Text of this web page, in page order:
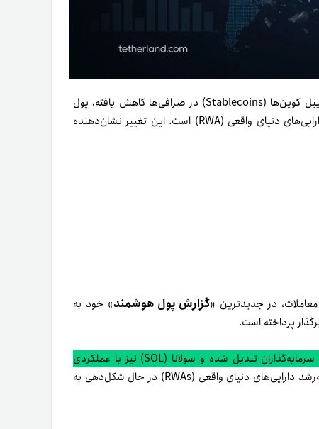
طبق گزارش جدید صرافی بای‌بیت (Bybit)، در حالی که ذخایر استیبل کوین‌ها (Stablecoins) در صرافی‌ها کاهش یافته، پول
(SOL) و دارایی‌های دنیای واقعی (RWA) است. این تغییر نشان‌دهنده
گزارش پول هوشمند» خود به
پرداخته است.
بر اساس داده‌های اخیر، اتریوم (ETH) به محبوب‌ترین ارز در میان سرمایه‌گذاران تبدیل شده و سولانا (SOL) نیز با عملکردی
علاوه‌بر این، روند روبه‌رشد دارایی‌های دنیای واقعی (RWAs) در حال شکل‌دهی به